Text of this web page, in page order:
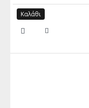
Καλάθι